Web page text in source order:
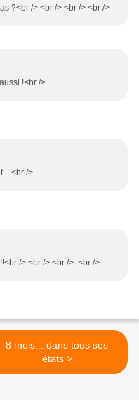
?<br /> <br /> <br /> <br />
!<br />
/>
/> <br /> <br /> <br />
8 mois... dans tous ses
états >